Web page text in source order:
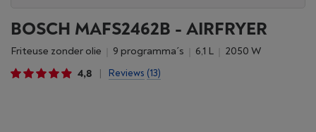
BOSCH MAFS2462B - AIRFRYER
Friteuse zonder olie 9 programma´s 6,1 L
2050 W
4,8
Reviews (13)